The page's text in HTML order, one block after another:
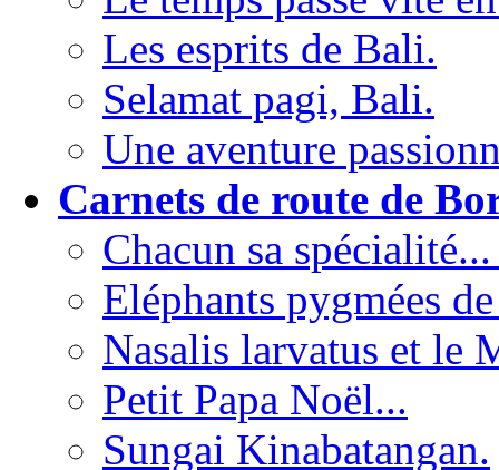
Les esprits de Bali.
Selamat pagi, Bali.
Une aventure
Carnets de route de
Chacun sa
Eléphants pygmées
Nasalis larvatus et le
Petit Papa Noël...
Sungai Kinabatangan.